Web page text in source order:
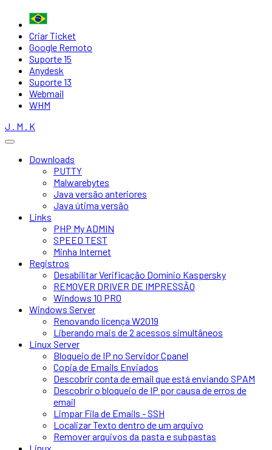
Criar Ticket
Google Remoto
Suporte 15
Anydesk
Suporte 13
Webmail
WHM
J . M . K
Downloads
PUTTY
Malwarebytes
Java versão anteriores
Java útima versão
Links
PHP My ADMIN
SPEED TEST
Minha Internet
Registros
Desabilitar Verificação Domínio Kaspersky
REMOVER DRIVER DE IMPRESSÃO
Windows 10 PRO
Windows Server
Renovando licença W2019
Liberando mais de 2 acessos simultâneos
Linux Server
Bloqueio de IP no Servidor Cpanel
Copia de Emails Enviados
Descobrir conta de email que está enviando SPAM
Descobrir o bloqueio de IP por causa de erros de
email
Limpar Fila de Emails - SSH
Localizar Texto dentro de um arquivo
Remover arquivos da pasta e subpastas